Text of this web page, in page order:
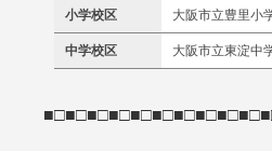
小学校区 大阪市立豊里小
中学校区 大阪市立東淀中